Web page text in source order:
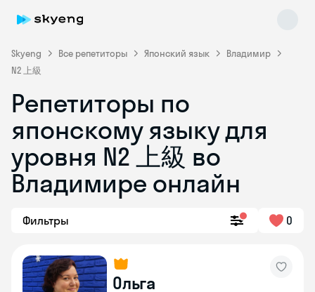
Skyeng Все репетиторы Японский язык
Владимир
N2 上級
Репетиторы по
японскому языку для
уровня N2 上級 во
Владимире онлайн
Фильтры 0
Ольга
online